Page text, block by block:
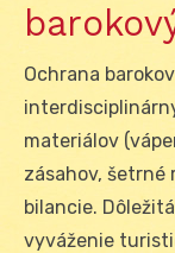
Ochrana
materiálov
zásahov, šetrné
bilancie.
vyváženie